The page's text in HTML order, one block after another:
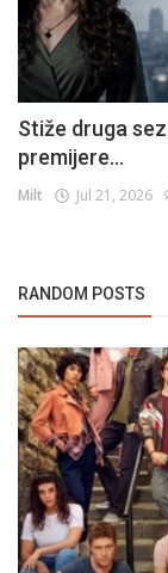
Stiže druga
premijere...
Milt Jul 21, 2026
RANDOM POSTS